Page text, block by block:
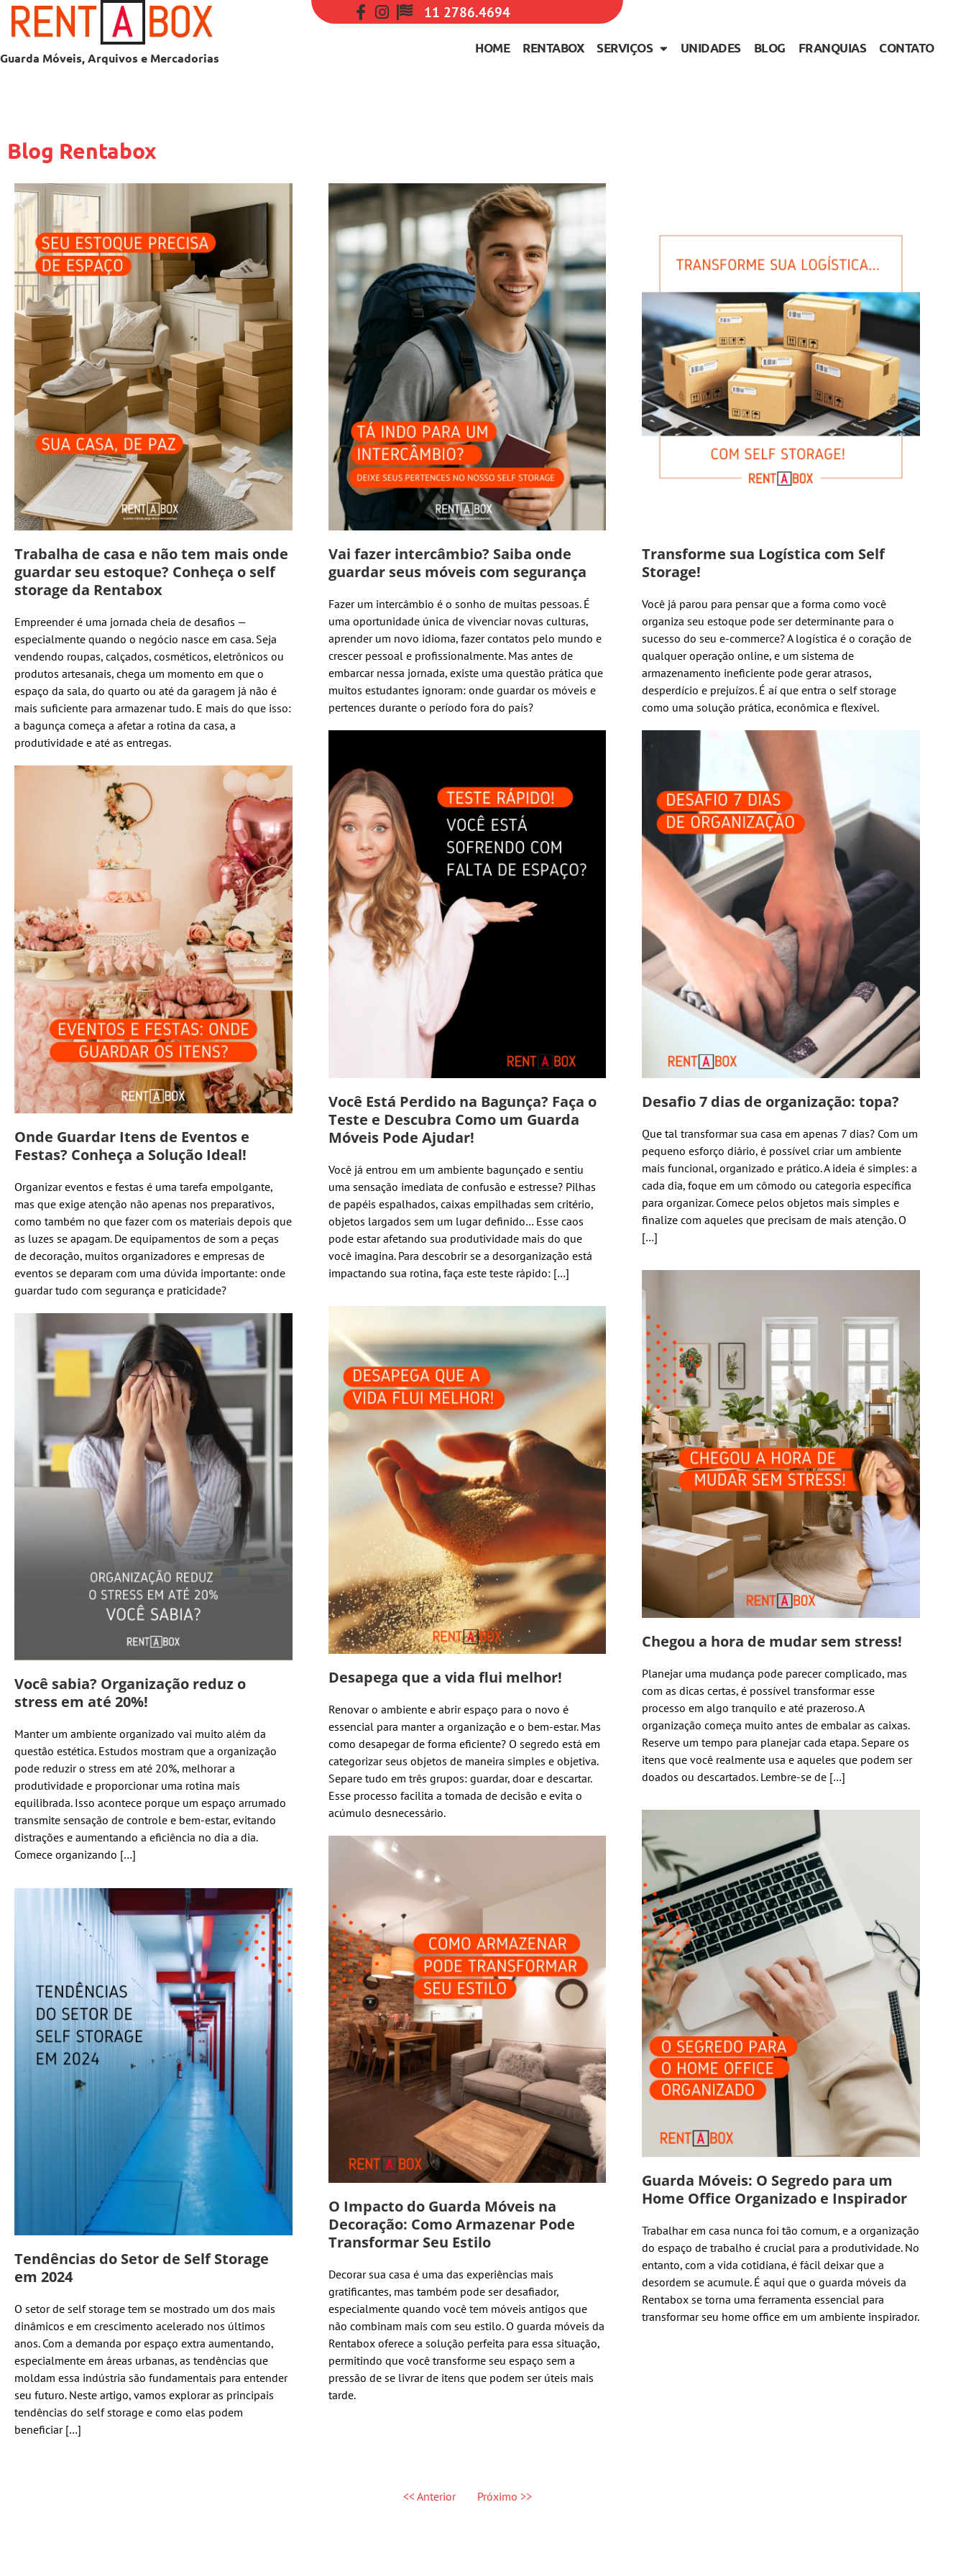
11 2786.4694
Guarda Móveis, Arquivos e Mercadorias
HOME RENTABOX SERVIÇOS UNIDADES BLOG FRANQUIAS CONTATO
Blog Rentabox
Trabalha de casa e não tem mais onde
guardar seu estoque? Conheça o self
storage da Rentabox
Empreender é uma jornada cheia de desafios —
especialmente quando o negócio nasce em casa. Seja
vendendo roupas, calçados, cosméticos, eletrônicos ou
produtos artesanais, chega um momento em que o
espaço da sala, do quarto ou até da garagem já não é
mais suficiente para armazenar tudo. E mais do que isso:
a bagunça começa a afetar a rotina da casa, a
produtividade e até as entregas.
Vai fazer intercâmbio? Saiba onde
guardar seus móveis com segurança
Fazer um intercâmbio é o sonho de muitas pessoas. É
uma oportunidade única de vivenciar novas culturas,
aprender um novo idioma, fazer contatos pelo mundo e
crescer pessoal e profissionalmente. Mas antes de
embarcar nessa jornada, existe uma questão prática que
muitos estudantes ignoram: onde guardar os móveis e
pertences durante o período fora do país?
Transforme sua Logística com Self
Storage!
Você já parou para pensar que a forma como você
organiza seu estoque pode ser determinante para o
sucesso do seu e-commerce? A logística é o coração de
qualquer operação online, e um sistema de
armazenamento ineficiente pode gerar atrasos,
desperdício e prejuízos. É aí que entra o self storage
como uma solução prática, econômica e flexível.
Onde Guardar Itens de Eventos e
Festas? Conheça a Solução Ideal!
Organizar eventos e festas é uma tarefa empolgante,
mas que exige atenção não apenas nos preparativos,
como também no que fazer com os materiais depois que
as luzes se apagam. De equipamentos de som a peças
de decoração, muitos organizadores e empresas de
eventos se deparam com uma dúvida importante: onde
guardar tudo com segurança e praticidade?
Você Está Perdido na Bagunça? Faça o
Teste e Descubra Como um Guarda
Móveis Pode Ajudar!
Você já entrou em um ambiente bagunçado e sentiu
uma sensação imediata de confusão e estresse? Pilhas
de papéis espalhados, caixas empilhadas sem critério,
objetos largados sem um lugar definido… Esse caos
pode estar afetando sua produtividade mais do que
você imagina. Para descobrir se a desorganização está
impactando sua rotina, faça este teste rápido: […]
Desafio 7 dias de organização: topa?
Que tal transformar sua casa em apenas 7 dias? Com um
pequeno esforço diário, é possível criar um ambiente
mais funcional, organizado e prático. A ideia é simples: a
cada dia, foque em um cômodo ou categoria específica
para organizar. Comece pelos objetos mais simples e
finalize com aqueles que precisam de mais atenção. O
[…]
Você sabia? Organização reduz o
stress em até 20%!
Manter um ambiente organizado vai muito além da
questão estética. Estudos mostram que a organização
pode reduzir o stress em até 20%, melhorar a
produtividade e proporcionar uma rotina mais
equilibrada. Isso acontece porque um espaço arrumado
transmite sensação de controle e bem-estar, evitando
distrações e aumentando a eficiência no dia a dia.
Comece organizando […]
Desapega que a vida flui melhor!
Renovar o ambiente e abrir espaço para o novo é
essencial para manter a organização e o bem-estar. Mas
como desapegar de forma eficiente? O segredo está em
categorizar seus objetos de maneira simples e objetiva.
Separe tudo em três grupos: guardar, doar e descartar.
Esse processo facilita a tomada de decisão e evita o
acúmulo desnecessário.
Chegou a hora de mudar sem stress!
Planejar uma mudança pode parecer complicado, mas
com as dicas certas, é possível transformar esse
processo em algo tranquilo e até prazeroso. A
organização começa muito antes de embalar as caixas.
Reserve um tempo para planejar cada etapa. Separe os
itens que você realmente usa e aqueles que podem ser
doados ou descartados. Lembre-se de […]
Tendências do Setor de Self Storage
em 2024
O setor de self storage tem se mostrado um dos mais
dinâmicos e em crescimento acelerado nos últimos
anos. Com a demanda por espaço extra aumentando,
especialmente em áreas urbanas, as tendências que
moldam essa indústria são fundamentais para entender
seu futuro. Neste artigo, vamos explorar as principais
tendências do self storage e como elas podem
beneficiar […]
O Impacto do Guarda Móveis na
Decoração: Como Armazenar Pode
Transformar Seu Estilo
Decorar sua casa é uma das experiências mais
gratificantes, mas também pode ser desafiador,
especialmente quando você tem móveis antigos que
não combinam mais com seu estilo. O guarda móveis da
Rentabox oferece a solução perfeita para essa situação,
permitindo que você transforme seu espaço sem a
pressão de se livrar de itens que podem ser úteis mais
tarde.
Guarda Móveis: O Segredo para um
Home Office Organizado e Inspirador
Trabalhar em casa nunca foi tão comum, e a organização
do espaço de trabalho é crucial para a produtividade. No
entanto, com a vida cotidiana, é fácil deixar que a
desordem se acumule. É aqui que o guarda móveis da
Rentabox se torna uma ferramenta essencial para
transformar seu home office em um ambiente inspirador.
<< Anterior Próximo >>